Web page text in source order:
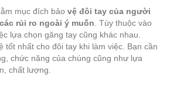
mục đích bảo vệ đôi tay của người
rủi ro ngoài ý muốn. Tùy thuộc vào
lựa chọn găng tay cũng khác nhau.
tốt nhất cho đôi tay khi làm việc. Bạn cần
chức năng của chúng cũng như lựa
chất lượng.